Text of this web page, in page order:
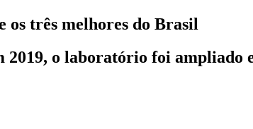
os três melhores do Brasil
o laboratório foi ampliado